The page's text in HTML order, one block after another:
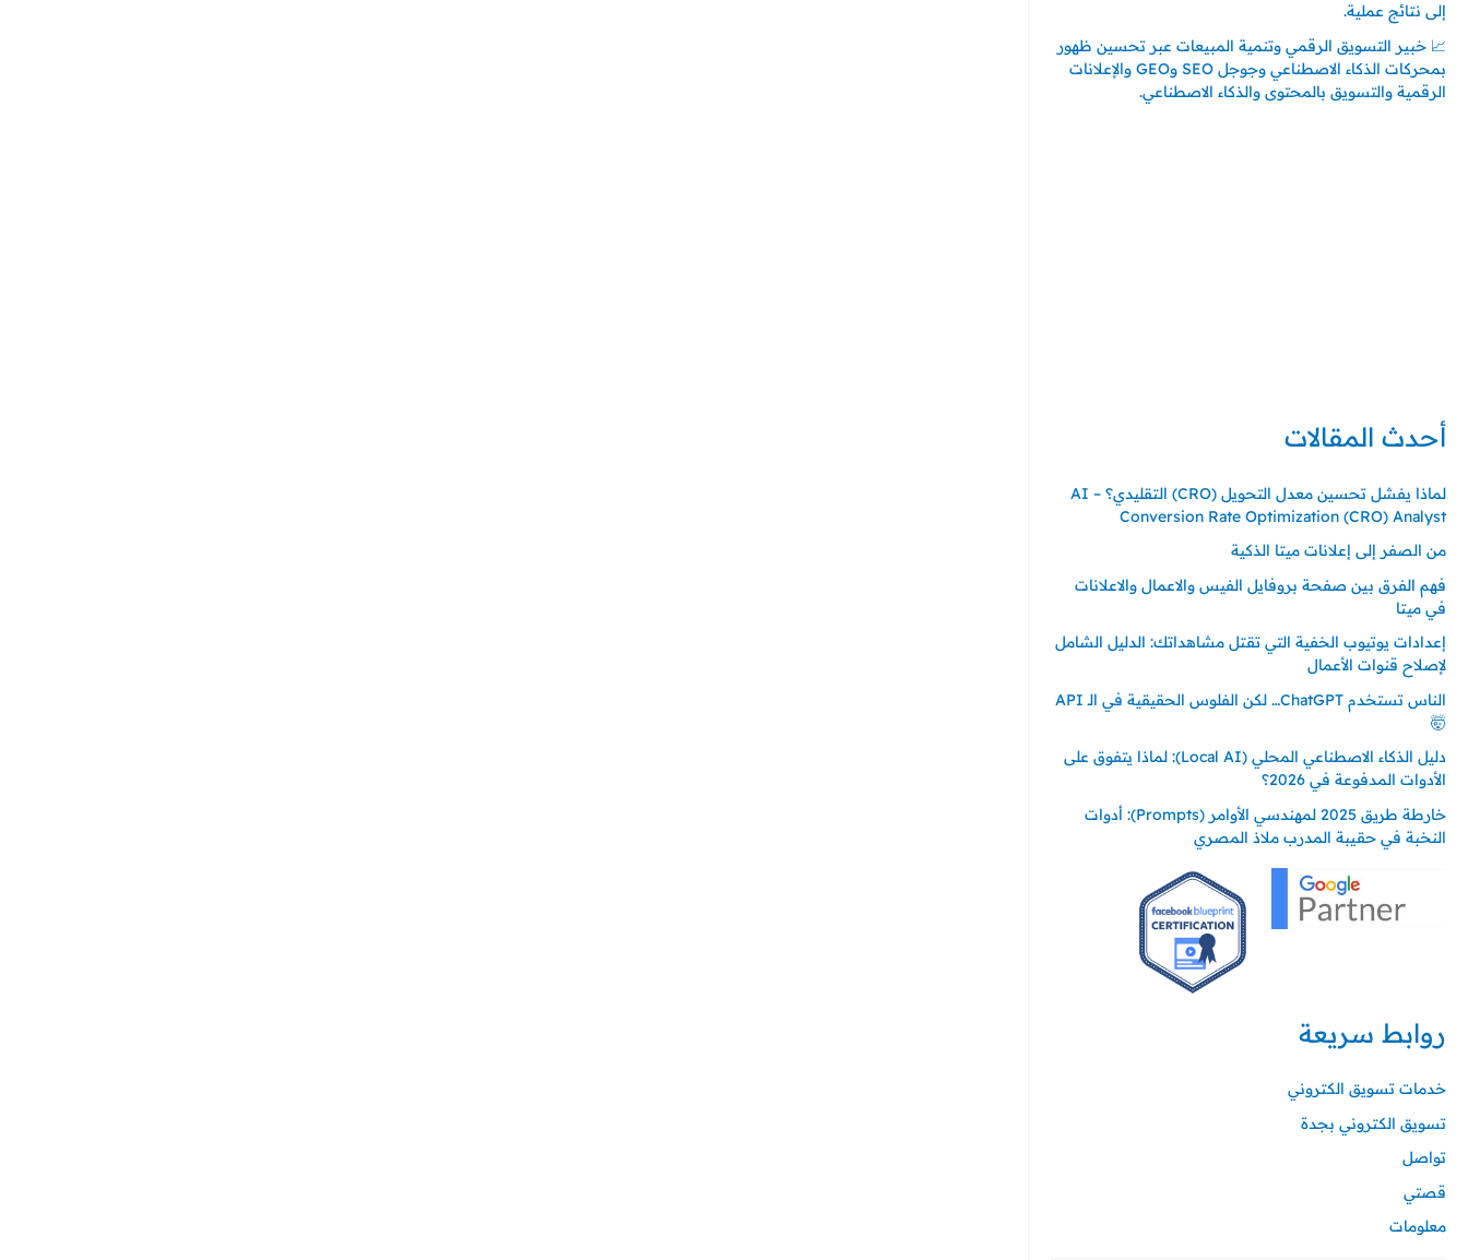
إلى نتائج عملية.
📈 خبير التسويق الرقمي وتنمية المبيعات عبر تحسين ظهور
بمحركات الذكاء الاصطناعي وجوجل SEO وGEO والإعلانات
الرقمية والتسويق بالمحتوى والذكاء الاصطناعي.
أحدث المقالات
لماذا يفشل تحسين معدل التحويل (CRO) التقليدي؟ – AI
Conversion Rate Optimization (CRO) Analyst
من الصفر إلى إعلانات ميتا الذكية
فهم الفرق بين صفحة بروفايل الفيس والاعمال والاعلانات
في ميتا
إعدادات يوتيوب الخفية التي تقتل مشاهداتك: الدليل الشامل
لإصلاح قنوات الأعمال
الناس تستخدم ChatGPT… لكن الفلوس الحقيقية في الـ API
🤯
دليل الذكاء الاصطناعي المحلي (Local AI): لماذا يتفوق على
الأدوات المدفوعة في 2026؟
خارطة طريق 2025 لمهندسي الأوامر (Prompts): أدوات
النخبة في حقيبة المدرب ملاذ المصري
روابط سريعة
خدمات تسويق الكتروني
تسويق الكتروني بجدة
تواصل
قصتي
معلومات